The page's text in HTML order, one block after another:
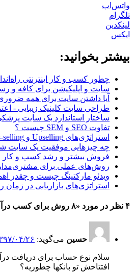
واتس‌اپ
تلگرام
لینکدین
ایکس
بیشتر بخوانید:
چطور کسب و کار اینترنتی
سایت و اپلیکیشن برای کافه و
آیا داشتن سایت برای همه
طراحی سایت کلینیک زیبایی -
ساختار استاندارد یک سایت
تفاوت SEO و SEM چیست ؟
استراتژی‌های Upselling و Cross-selling در فروشگاه اینترنتی
چه چیزهایی موفقیت یک سایت
فروش بیشتر و رشد کسب و کار
روش‌های عملی برای
ویدئو مارکتینگ چیست و چقدر
استراتژی‌های بازاریابی در زمان
۴ نظر در مورد « ۸ روش برای کسب درآمد از اینترنت
حسین می‌گوید: ۱۳۹۷/۰۴/۲۶ ساعت
سلام نوع حساب برای دریافت
افتتاحش تو بانکها چطوریه؟